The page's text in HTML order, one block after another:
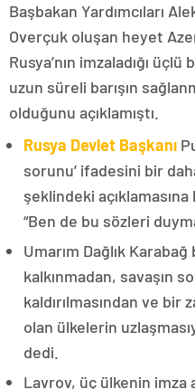
Başbakan Yardımcıları
Overçuk oluşan heyet
Rusya’nın imzaladığı
uzun süreli barışın
olduğunu açıklamıştı.
Rusya Devlet Başkanı
sorunu’ ifadesini bir
şeklindeki açıklamasına
“Ben de bu sözleri
Umarım Dağlık
kalkınmadan, savaşın
kaldırılmasından ve
olan ülkelerin
dedi.
Lavrov, üç ülkenin imza